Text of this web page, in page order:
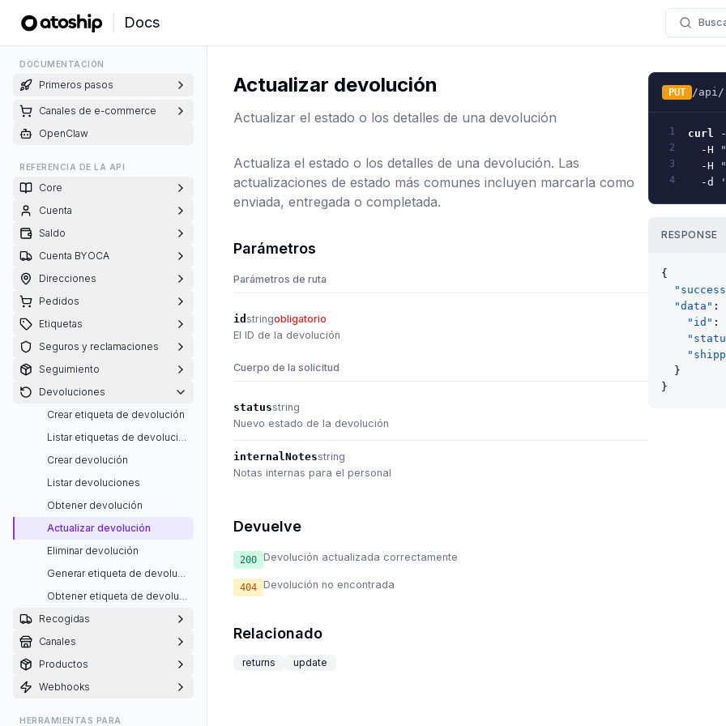
DOCUMENTACIÓN
Primeros pasos
Canales de e-commerce
OpenClaw
REFERENCIA DE LA API
Core
Cuenta
Saldo
Cuenta BYOCA
Direcciones
Pedidos
Etiquetas
Seguros y reclamaciones
Seguimiento
Devoluciones
Crear etiqueta de devolución
Listar etiquetas de devolución
Crear devolución
Listar devoluciones
Obtener devolución
Actualizar devolución
Eliminar devolución
Generar etiqueta de devolución
Obtener etiqueta de devolución
Recogidas
Canales
Productos
Webhooks
HERRAMIENTAS PARA
Docs
Actualizar devolución
Actualizar el estado o los detalles de una devolución
Actualiza el estado o los detalles de una devolución. Las
actualizaciones de estado más comunes incluyen marcarla como
enviada, entregada o completada.
Parámetros
Parámetros de ruta
id stringobligatorio
El ID de la devolución
Cuerpo de la solicitud
statusstring
Nuevo estado de la devolución
internalNotesstring
Notas internas para el personal
Devuelve
200 Devolución actualizada correctamente
404 Devolución no encontrada
Relacionado
returns update
PUT /api/
1 curl
2 -H "
3 -H "
4 -d '
RESPONSE
{
"data" :
"id" :
  }
}